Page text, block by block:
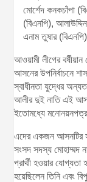
আওয়ামী লীগের
আসনের উপনির্বাচনে
স্বাধীনতা যুদ্ধের
আলীর দুই নাতি এই
ইতোমধ্যে মনোনয়নপত্র
এদের একজন আসনটির
সংসদ সদস্য মোহাম্মদ
প্রার্থী হওয়ার যোগ্যতা
হয়েছিলেন তিনি এবং